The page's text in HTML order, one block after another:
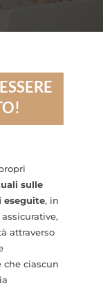
sulle
eseguite, in
attraverso
ciascun